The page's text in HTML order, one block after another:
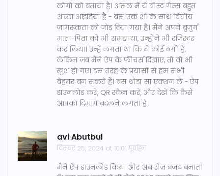
लोगों को बताया है। असल में ये बीस्ट गेम्स बहुत
अच्छा आइडिया है - बस एक शो के साथ वित्तीय
जागरूकता को जोड़ दिया गया है। मैंने अपने बुजुर्ग
माता-पिता को भी समझाया, उन्होंने भी रजिस्टर
कर लिया। उन्हें लगता था कि ये कोई ठगी है,
लेकिन जब मैंने ऐप के फीचर्स दिखाए, तो वो भी
खुश हो गए। इस तरह के प्रयासों से हम सभी
बेहतर बन सकते हैं। बस थोड़ा सा एक्शन लें - ऐप
डाउनलोड करें, QR स्कैन करें, और देखें कि कैसे
आपका दिमाग बदलने लगता है।
avi Abutbul
दिसंबर 25, 2024 at 10:01 पूर्वाह्न
मैंने ऐप डाउनलोड किया और अब रोज़ बजट बनाता